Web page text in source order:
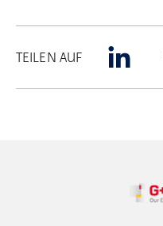
TEILEN AUF